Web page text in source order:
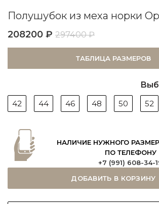
Полушубок из меха норки
208200 ₽ 297400₽
ТАБЛИЦА РАЗМЕРОВ
42
44 46 48 50 52
НАЛИЧИЕ НУЖНОГО
ПО ТЕЛЕФОНУ
+7 (991) 608-34-
ДОБАВИТЬ В КОРЗИНУ